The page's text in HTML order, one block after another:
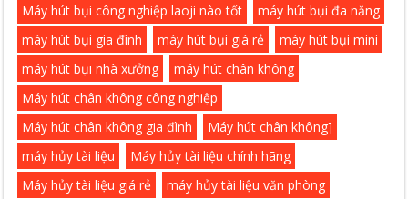
Máy hút bụi công nghiệp laoji nào tốt
máy hút bụi đa năng
máy hút bụi gia đình
máy hút bụi giá rẻ
máy hút bụi mini
máy hút bụi nhà xưởng
máy hút chân không
Máy hút chân không công nghiệp
Máy hút chân không gia đình
Máy hút chân không]
máy hủy tài liệu
Máy hủy tài liệu chính hãng
Máy hủy tài liệu giá rẻ
máy hủy tài liệu văn phòng